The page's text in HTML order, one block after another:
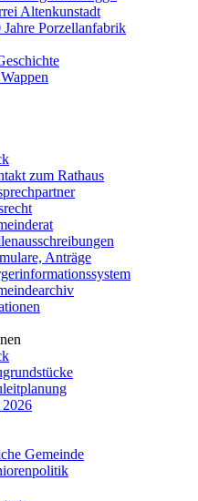
Altenkunstadt
Jahre Porzellanfabrik
zum Rathaus
Anträge
Gemeinde